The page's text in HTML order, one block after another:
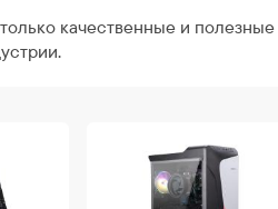
качественные и